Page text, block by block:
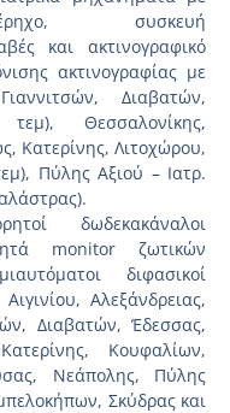
συσκευή
και ακτινογραφικό
ακτινογραφίας με
Διαβατών,
Θεσσαλονίκης,
Κατερίνης, Λιτοχώρου,
Πύλης Αξιού – Ιατρ.
δωδεκακάναλοι
monitor ζωτικών
διφασικοί
Αλεξάνδρειας,
Διαβατών, Έδεσσας,
Κουφαλίων,
Νεάπολης, Πύλης
Σκύδρας και